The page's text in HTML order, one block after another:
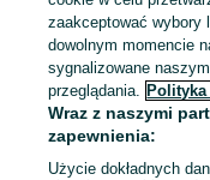
Popularne wyszukiwania
zaakceptować wybory
dowolnym momencie
sygnalizowane
przeglądania.
Wraz z naszymi
zapewnienia:
Użycie dokładnych